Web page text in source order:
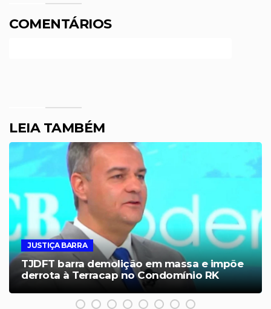
COMENTÁRIOS
LEIA TAMBÉM
JUSTIÇA BARRA
TJDFT barra demolição em massa e impõe
derrota à Terracap no Condomínio RK